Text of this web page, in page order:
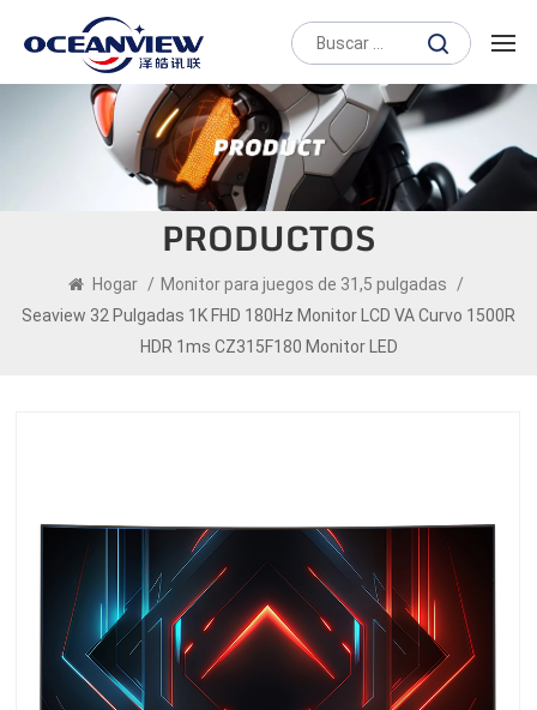
PRODUCTOS
Hogar / Monitor para juegos de 31,5 pulgadas
/
Seaview 32 Pulgadas 1K FHD 180Hz Monitor LCD VA Curvo 1500R
HDR 1ms CZ315F180 Monitor LED